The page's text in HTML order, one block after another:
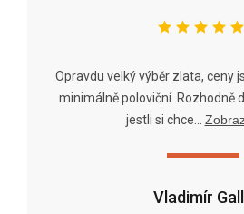
Vladimír
Opravdu velký výběr zlata, ceny
minimálně poloviční. Rozhodně
jestli si chce...